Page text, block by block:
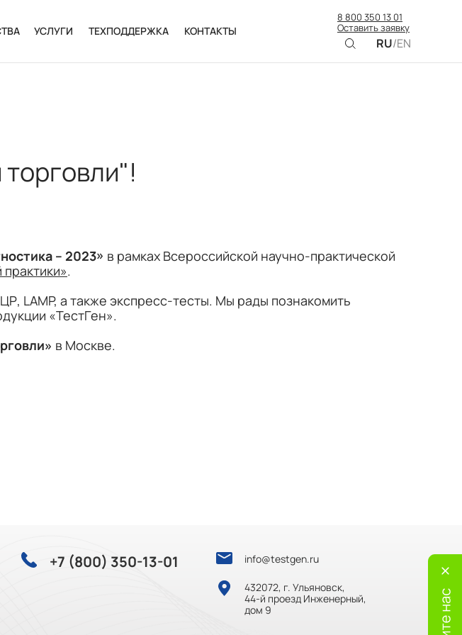
УСЛУГИ ТЕХПОДДЕРЖКА КОНТАКТЫ
8 800 350 13 01
Оставить заявку
RU/EN
– 2023» в рамках Всероссийской научно-практической
.
LAMP, а также экспресс-тесты. Мы рады познакомить
«ТестГен».
в Москве.
+7 (800) 350-13-01 info@testgen.ru
432072, г. Ульяновск,
44-й проезд Инженерный,
дом 9